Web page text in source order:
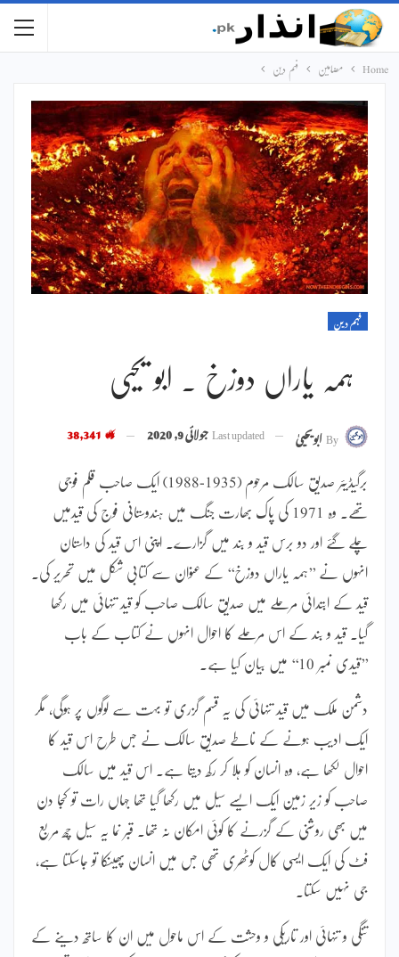
Home مضامین فہم دین
فہم دین
ہمہ یاراں دوزخ ۔ ابو یحیی
Byابویحییٰ Last updatedجولائی 9, 2020
برگیڈیئر صدیق سالک مرحوم (1935-1988) ایک صاحب قلم فوجی
تھے۔ وہ 1971 کی پاک بھارت جنگ میں ہندوستانی فوج کی قیدمیں
چلے گئے اور دو برس قید و بند میں گزارے۔ اپنی اس قید کی داستان
انہوں نے ’’ہمہ یاراں دوزخ‘‘ کے عنوان سے کتابی شکل میں تحریر کی۔
قید کے ابتدائی مرحلے میں صدیق سالک صاحب کو قید تنہائی میں رکھا
گیا۔ قید و بند کے اس مرحلے کا احوال انہوں نے کتاب کے باب
’’قیدی نمبر 10‘‘ میں بیان کیا ہے۔
دشمن ملک میں قید تنہائی کی یہ قسم گزری تو بہت سے لوگوں پر ہوگی، مگر
ایک ادیب ہونے کے ناطے صدیق سالک نے جس طرح اس قید کا
احوال لکھا ہے، وہ انسان کو ہلا کر رکھ دیتا ہے۔ اس قید میں سالک
صاحب کو زیر زمین ایک ایسے سیل میں رکھا گیا تھا جہاں رات تو کجا دن
میں بھی روشنی کے گزرنے کا کوئی امکان نہ تھا۔ قبر نما یہ سیل چھ مربع
فٹ کی ایک ایسی کال کوٹھری تھی جس میں انسان پھینکا تو جاسکتا ہے،
جی نہیں سکتا۔
تنگی و تنہائی اور تاریکی و وحشت کے اس ماحول میں ان کا ساتھ دینے کے